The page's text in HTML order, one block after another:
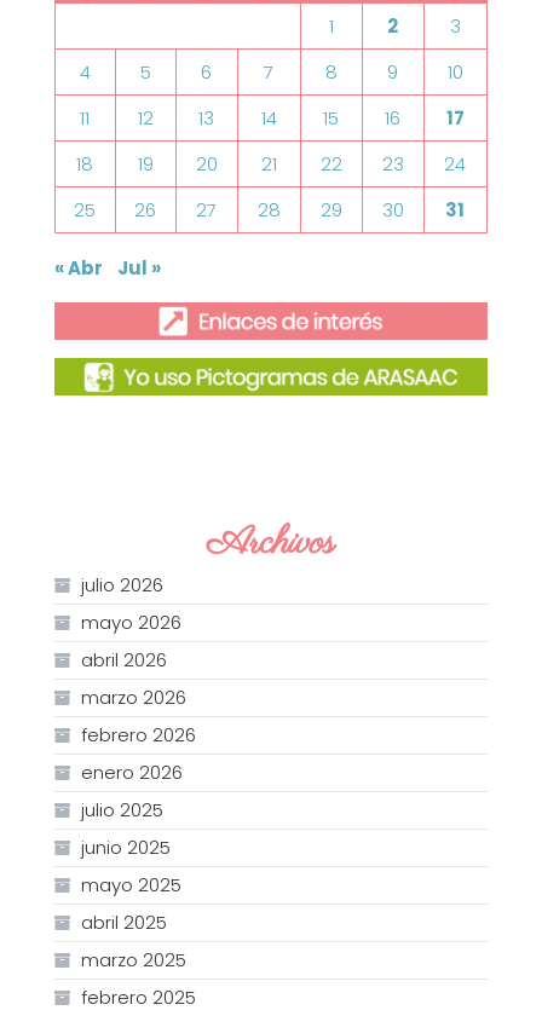
1 2
3
4
5 6 7 8 9
10
11
12 13 14 15 16
17
18
19 20 21 22 23
24
25
26 27 28 29 30 31
« Abr Jul »
Archivos
julio 2026
mayo 2026
abril 2026
marzo 2026
febrero 2026
enero 2026
julio 2025
junio 2025
mayo 2025
abril 2025
marzo 2025
febrero 2025